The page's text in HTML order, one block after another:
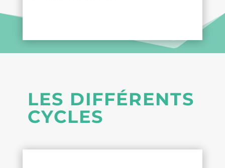
LES DIFFÉRENTS
CYCLES